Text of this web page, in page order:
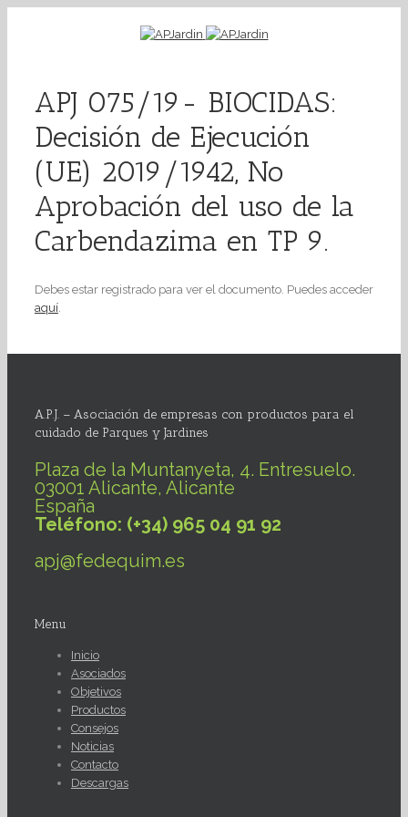
APJ 075/19- BIOCIDAS:
Decisión de Ejecución
(UE) 2019/1942, No
Aprobación del uso de la
Carbendazima en TP 9.
Debes estar registrado para ver el documento. Puedes acceder
aquí.
A.P.J. – Asociación de empresas con productos para el
cuidado de Parques y Jardines
Plaza de la Muntanyeta, 4. Entresuelo.
03001 Alicante, Alicante
España
Teléfono: (+34) 965 04 91 92
apj@fedequim.es
Menu
Inicio
Asociados
Objetivos
Productos
Consejos
Noticias
Contacto
Descargas